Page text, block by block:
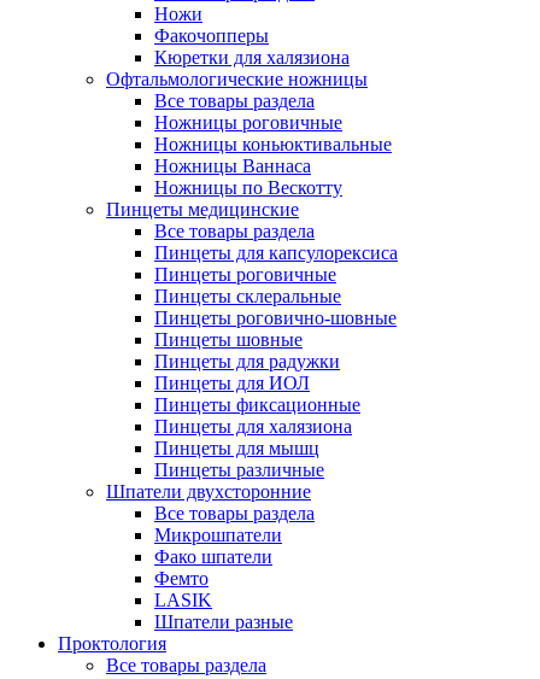
Ножи
Факочопперы
Кюретки для халязиона
Офтальмологические ножницы
Все товары раздела
Ножницы роговичные
Ножницы коньюктивальные
Ножницы Ваннаса
Ножницы по Вескотту
Пинцеты медицинские
Все товары раздела
Пинцеты для капсулорексиса
Пинцеты роговичные
Пинцеты склеральные
Пинцеты роговично-шовные
Пинцеты шовные
Пинцеты для радужки
Пинцеты для ИОЛ
Пинцеты фиксационные
Пинцеты для халязиона
Пинцеты для мышц
Пинцеты различные
Шпатели двухсторонние
Все товары раздела
Микрошпатели
Фако шпатели
Фемто
LASIK
Шпатели разные
Проктология
Все товары раздела